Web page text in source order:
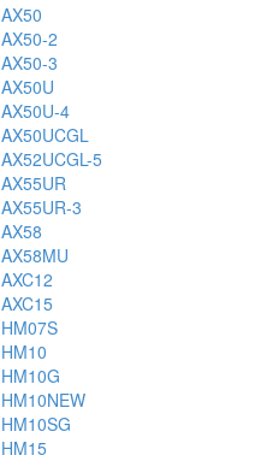
AX50
AX50-2
AX50-3
AX50U
AX50U-4
AX50UCGL
AX52UCGL-5
AX55UR
AX55UR-3
AX58
AX58MU
AXC12
AXC15
HM07S
HM10
HM10G
HM10NEW
HM10SG
HM15